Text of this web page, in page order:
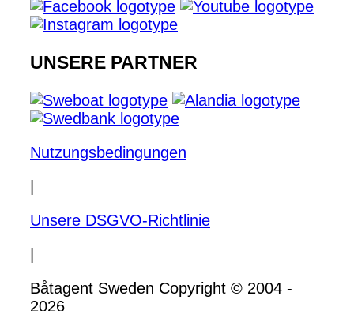
UNSERE PARTNER
Nutzungsbedingungen
Unsere DSGVO-Richtlinie
Båtagent Sweden Copyright © 2004 -
2026